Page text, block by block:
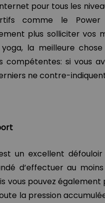
pour tous les
comme le
plus solliciter vos
la meilleure
compétentes: si vous
ne contre-
un excellent
d’effectuer au
vous pouvez
la pression